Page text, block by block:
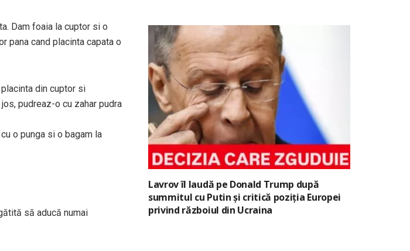
Dam foaia la cuptor si o
pana cand placinta capata o
din cuptor si
pudreaz-o cu zahar pudra
o punga si o bagam la
să aducă numai
Lavrov îl laudă pe Donald Trump după
summitul cu Putin și critică poziția Europei
privind războiul din Ucraina